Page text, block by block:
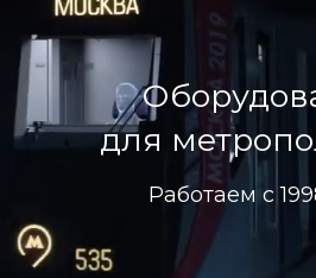
для
Работаем с